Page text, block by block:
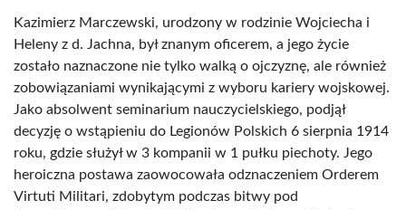
Kazimierz Marczewski, urodzony w rodzinie Wojciecha i
Heleny z d. Jachna, był znanym oficerem, a jego życie
zostało naznaczone nie tylko walką o ojczyznę, ale również
zobowiązaniami wynikającymi z wyboru kariery wojskowej.
Jako absolwent seminarium nauczycielskiego, podjął
decyzję o wstąpieniu do Legionów Polskich 6 sierpnia 1914
roku, gdzie służył w 3 kompanii w 1 pułku piechoty. Jego
heroiczna postawa zaowocowała odznaczeniem Orderem
Virtuti Militari, zdobytym podczas bitwy pod